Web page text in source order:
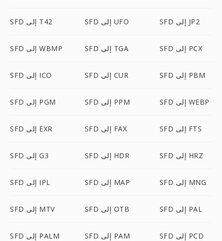
SFD إلى T42 SFD إلى UFO SFD إلى JP2
SFD إلى WBMP SFD إلى TGA SFD إلى PCX
SFD إلى ICO SFD إلى CUR SFD إلى PBM
SFD إلى PGM SFD إلى PPM SFD إلى WEBP
SFD إلى EXR SFD إلى FAX SFD إلى FTS
SFD إلى G3 SFD إلى HDR SFD إلى HRZ
SFD إلى IPL SFD إلى MAP SFD إلى MNG
SFD إلى MTV SFD إلى OTB SFD إلى PAL
SFD إلى PALM SFD إلى PAM SFD إلى PCD